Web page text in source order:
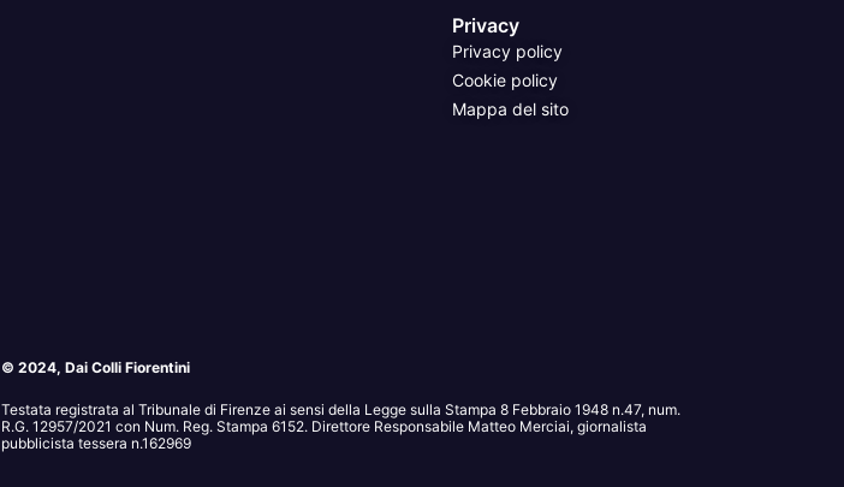
Privacy
Privacy policy
Cookie policy
Mappa del sito
© 2024, Dai Colli Fiorentini
Testata registrata al Tribunale di Firenze ai sensi della Legge sulla Stampa 8 Febbraio 1948 n.47, num.
R.G. 12957/2021 con Num. Reg. Stampa 6152. Direttore Responsabile Matteo Merciai, giornalista
pubblicista tessera n.162969